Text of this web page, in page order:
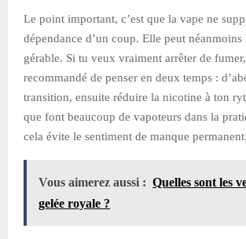
Le point important, c’est que la vape ne
dépendance d’un coup. Elle peut
gérable. Si tu veux vraiment arrêter de
recommandé de penser en deux temps :
transition, ensuite réduire la nicotine à ton
que font beaucoup de vapoteurs dans la
cela évite le sentiment de manque permanent.
Vous aimerez aussi : Quelles sont les
gelée royale ?